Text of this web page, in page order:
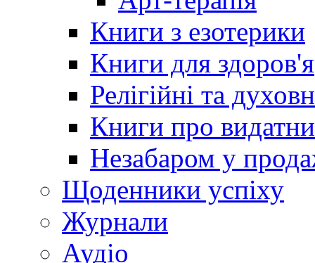
Книги з езотерики
Книги для здоров'я
Релігійні та
Книги про
Незабаром у
Щоденники успіху
Журнали
Аудіо